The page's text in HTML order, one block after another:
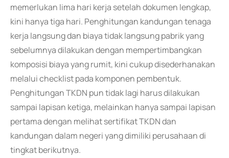
memerlukan lima hari kerja setelah dokumen lengkap,
kini hanya tiga hari. Penghitungan kandungan tenaga
kerja langsung dan biaya tidak langsung pabrik yang
sebelumnya dilakukan dengan mempertimbangkan
komposisi biaya yang rumit, kini cukup disederhanakan
melalui checklist pada komponen pembentuk.
Penghitungan TKDN pun tidak lagi harus dilakukan
sampai lapisan ketiga, melainkan hanya sampai lapisan
pertama dengan melihat sertifikat TKDN dan
kandungan dalam negeri yang dimiliki perusahaan di
tingkat berikutnya.